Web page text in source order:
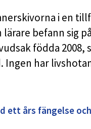
i en
befann sig
födda 2008,
Ingen har
ett års fängelse